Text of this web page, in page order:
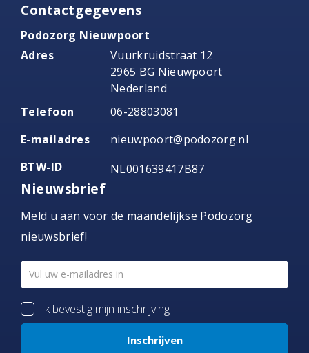
Contactgegevens
Podozorg Nieuwpoort
Adres
Vuurkruidstraat 12
2965 BG Nieuwpoort
Nederland
Telefoon
06-28803081
E-mailadres
nieuwpoort@podozorg.nl
BTW-ID
NL001639417B87
Nieuwsbrief
Meld u aan voor de maandelijkse Podozorg
nieuwsbrief!